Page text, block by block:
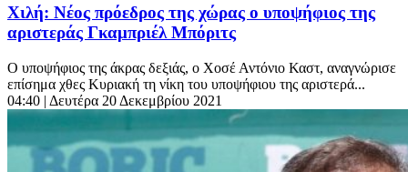
Χιλή: Νέος πρόεδρος της χώρας ο υποψήφιος της
αριστεράς Γκαμπριέλ Μπόριτς
Ο υποψήφιος της άκρας δεξιάς, ο Χοσέ Αντόνιο Καστ, αναγνώρισε
επίσημα χθες Κυριακή τη νίκη του υποψήφιου της αριστερά...
04:40 | Δευτέρα 20 Δεκεμβρίου 2021